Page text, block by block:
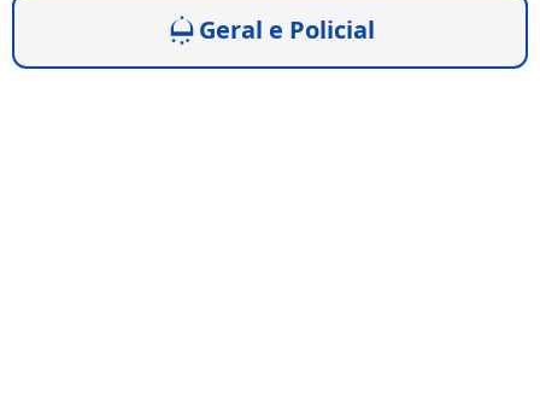
Geral e Policial